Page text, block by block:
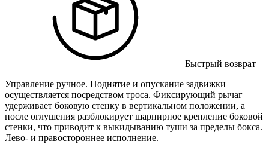
Быстрый возврат
Управление ручное. Поднятие и опускание задвижки
осуществляется посредством троса. Фиксирующий рычаг
удерживает боковую стенку в вертикальном положении, а
после оглушения разблокирует шарнирное крепление боковой
стенки, что приводит к выкидыванию туши за пределы бокса.
Лево- и правостороннее исполнение.